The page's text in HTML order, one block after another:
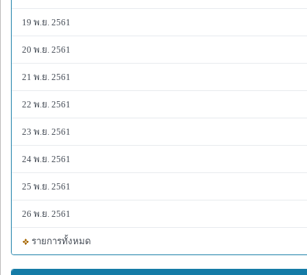
19 พ.ย. 2561
20 พ.ย. 2561
21 พ.ย. 2561
22 พ.ย. 2561
23 พ.ย. 2561
24 พ.ย. 2561
25 พ.ย. 2561
26 พ.ย. 2561
รายการทั้งหมด